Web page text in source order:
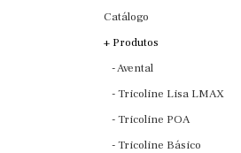
Catálogo
+ Produtos
- Avental
- Tricoline Lisa LMAX
- Tricoline POA
- Tricoline Básico